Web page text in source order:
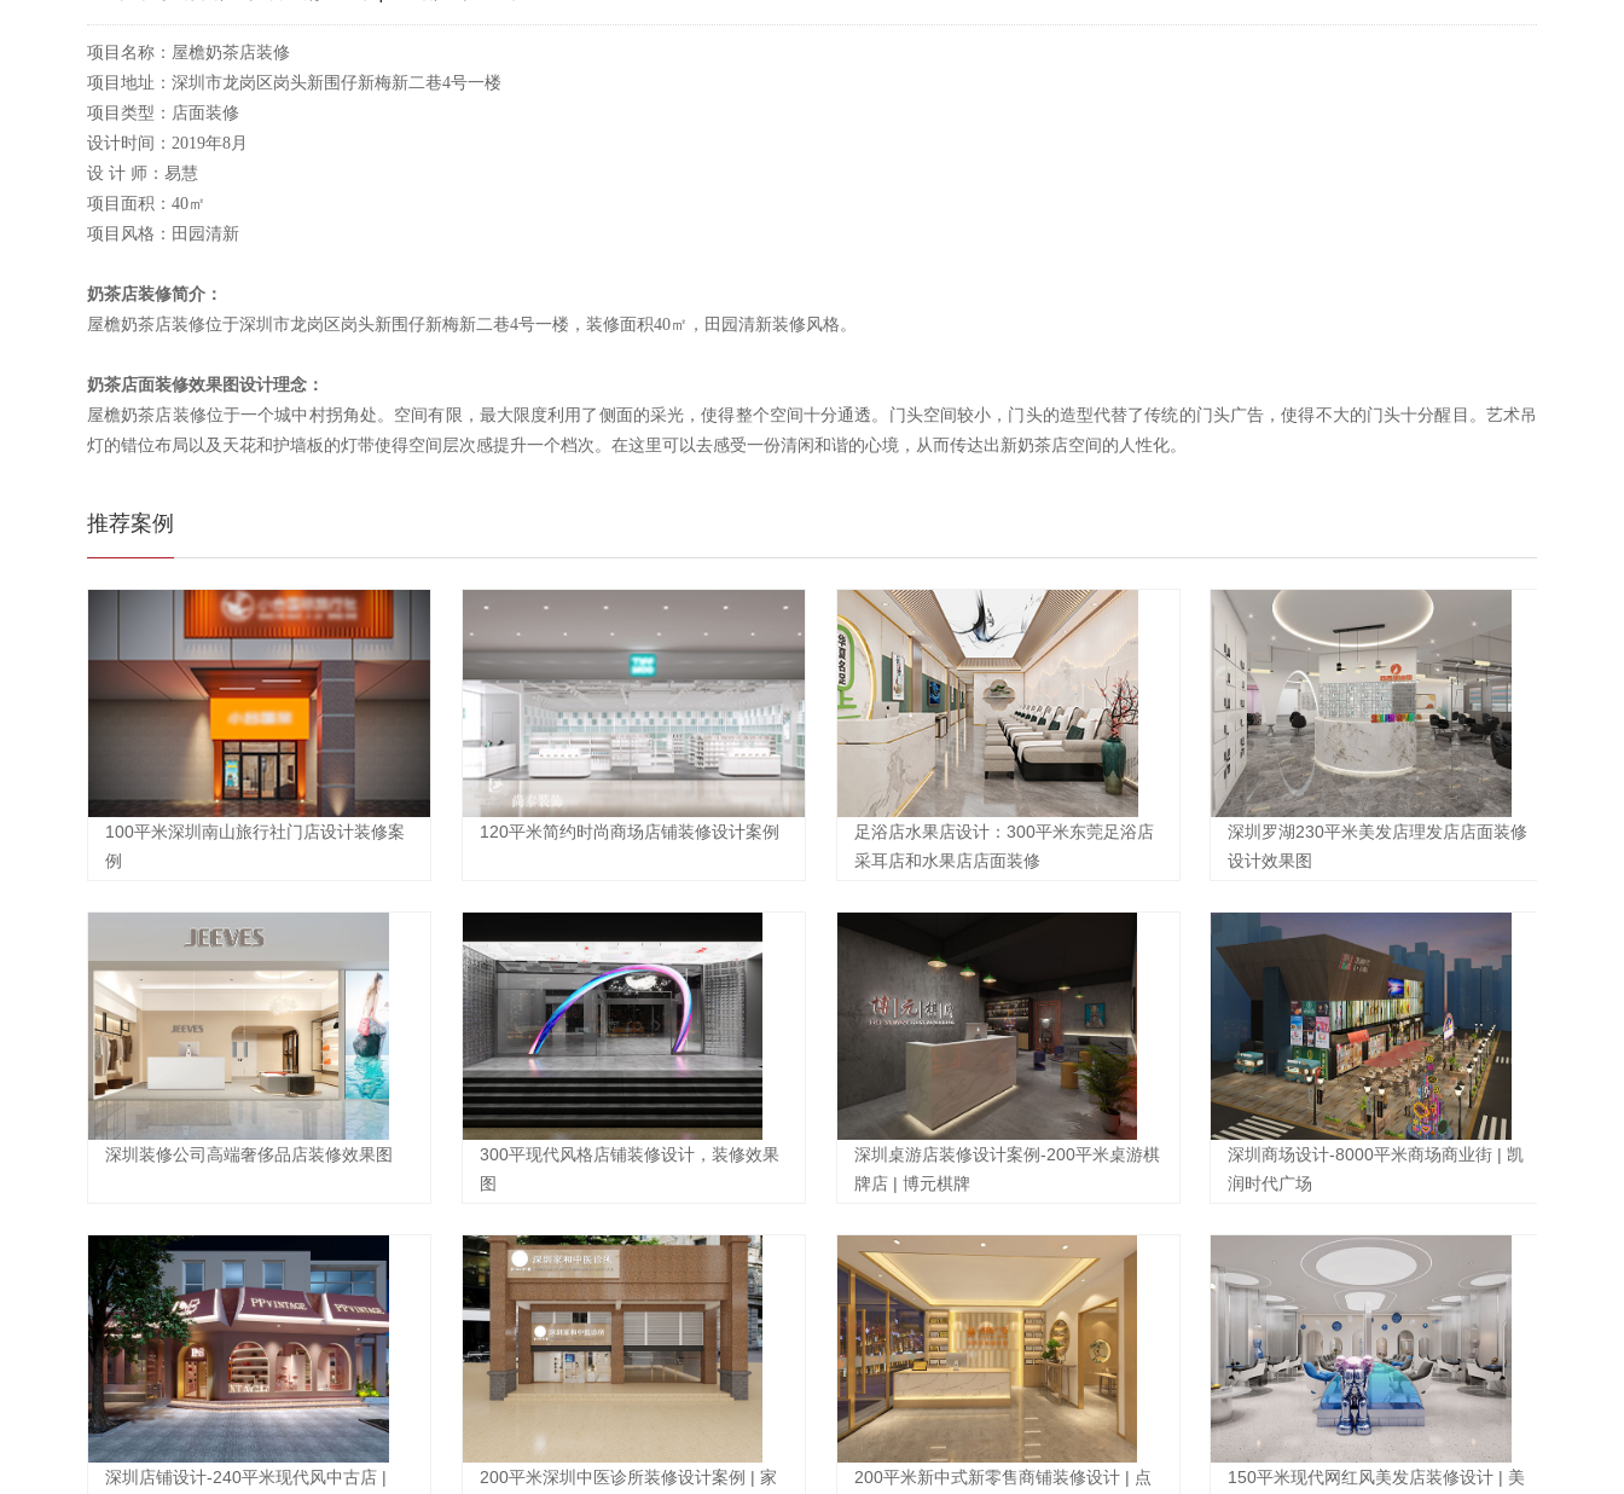
项目名称：屋檐奶茶店装修
项目地址：深圳市龙岗区岗头新围仔新梅新二巷4号一楼
项目类型：店面装修
设计时间： 2019年8月
设 计 师：易慧
项目面积：40㎡
项目风格：田园清新
奶茶店装修简介：
屋檐奶茶店装修位于深圳市龙岗区岗头新围仔新梅新二巷4号一楼，装修面积40㎡，田园清新装修风格。
奶茶店面装修效果图设计理念：
屋檐奶茶店装修位于一个城中村拐角处。空间有限，最大限度利用了侧面的采光，使得整个空间十分通透。门头空间较小，门头的造型代替了传统的门头广告，使得不大的门头十分醒目。艺术吊
灯的错位布局以及天花和护墙板的灯带使得空间层次感提升一个档次。在这里可以去感受一份清闲和谐的心境，从而传达出新奶茶店空间的人性化。
推荐案例
100平米深圳南山旅行社门店设计装修案
例
120平米简约时尚商场店铺装修设计案例
足浴店水果店设计：300平米东莞足浴店
采耳店和水果店店面装修
深圳罗湖230平米美发店理发店店面装修
设计效果图
深圳装修公司高端奢侈品店装修效果图
300平现代风格店铺装修设计，装修效果
图
深圳桌游店装修设计案例-200平米桌游棋
牌店 | 博元棋牌
深圳商场设计-8000平米商场商业街 | 凯
润时代广场
深圳店铺设计-240平米现代风中古店 |
200平米深圳中医诊所装修设计案例 | 家
200平米新中式新零售商铺装修设计 | 点
150平米现代网红风美发店装修设计 | 美